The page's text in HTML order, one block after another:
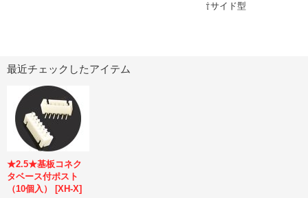
⇧サイド型
最近チェックしたアイテム
★2.5★基板コネク
タベース付ポスト
（10個入）
[XH-X]